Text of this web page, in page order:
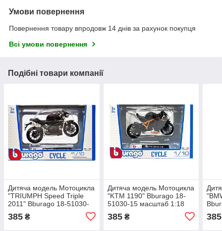
Умови повернення
Повернення товару впродовж 14 днів за рахунок покупця
Всі умови повернення
Подібні товари компанії
Дитяча модель Мотоцикла
"TRIUMPH Speed Triple
2011" Bburago 18-51030-
385 ₴
Дитяча модель Мотоцикла
"KTM 1190" Bburago 18-
51030-15 масштаб 1:18
385₴ 385